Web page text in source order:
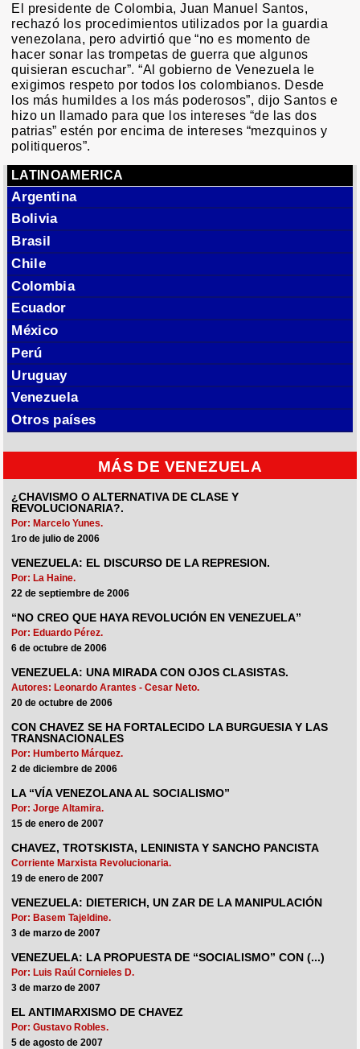
El presidente de Colombia, Juan Manuel Santos,
rechazó los procedimientos utilizados por la guardia
venezolana, pero advirtió que “no es momento de
hacer sonar las trompetas de guerra que algunos
quisieran escuchar”. “Al gobierno de Venezuela le
exigimos respeto por todos los colombianos. Desde
los más humildes a los más poderosos”, dijo Santos e
hizo un llamado para que los intereses “de las dos
patrias” estén por encima de intereses “mezquinos y
politiqueros”.
LATINOAMERICA
Argentina
Bolivia
Brasil
Chile
Colombia
Ecuador
México
Perú
Uruguay
Venezuela
Otros países
MÁS DE VENEZUELA
¿CHAVISMO O ALTERNATIVA DE CLASE Y
REVOLUCIONARIA?.
Por: Marcelo Yunes.
1ro de julio de 2006
VENEZUELA: EL DISCURSO DE LA REPRESION.
Por: La Haine.
22 de septiembre de 2006
“NO CREO QUE HAYA REVOLUCIÓN EN VENEZUELA”
Por: Eduardo Pérez.
6 de octubre de 2006
VENEZUELA: UNA MIRADA CON OJOS CLASISTAS.
Autores: Leonardo Arantes - Cesar Neto.
20 de octubre de 2006
CON CHAVEZ SE HA FORTALECIDO LA BURGUESIA Y LAS
TRANSNACIONALES
Por: Humberto Márquez.
2 de diciembre de 2006
LA “VÍA VENEZOLANA AL SOCIALISMO”
Por: Jorge Altamira.
15 de enero de 2007
CHAVEZ, TROTSKISTA, LENINISTA Y SANCHO PANCISTA
Corriente Marxista Revolucionaria.
19 de enero de 2007
VENEZUELA: DIETERICH, UN ZAR DE LA MANIPULACIÓN
Por: Basem Tajeldine.
3 de marzo de 2007
VENEZUELA: LA PROPUESTA DE “SOCIALISMO” CON (...)
Por: Luis Raúl Cornieles D.
3 de marzo de 2007
EL ANTIMARXISMO DE CHAVEZ
Por: Gustavo Robles.
5 de agosto de 2007